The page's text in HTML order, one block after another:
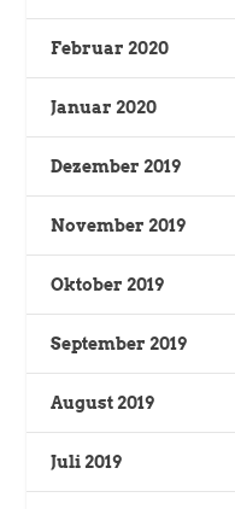
Februar 2020
Januar 2020
Dezember 2019
November 2019
Oktober 2019
September 2019
August 2019
Juli 2019